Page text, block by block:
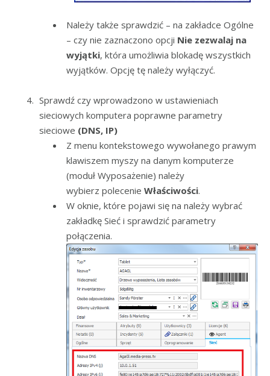
Należy także sprawdzić – na zakładce Ogólne
– czy nie zaznaczono opcji Nie zezwalaj na
wyjątki, która umożliwia blokadę wszystkich
wyjątków. Opcję tę należy wyłączyć.
Sprawdź czy wprowadzono w ustawieniach
sieciowych komputera poprawne parametry
sieciowe (DNS, IP)
Z menu kontekstowego wywołanego prawym
klawiszem myszy na danym komputerze
(moduł Wyposażenie) należy
wybierz polecenie Właściwości.
W oknie, które pojawi się na należy wybrać
zakładkę Sieć i sprawdzić parametry
połączenia.